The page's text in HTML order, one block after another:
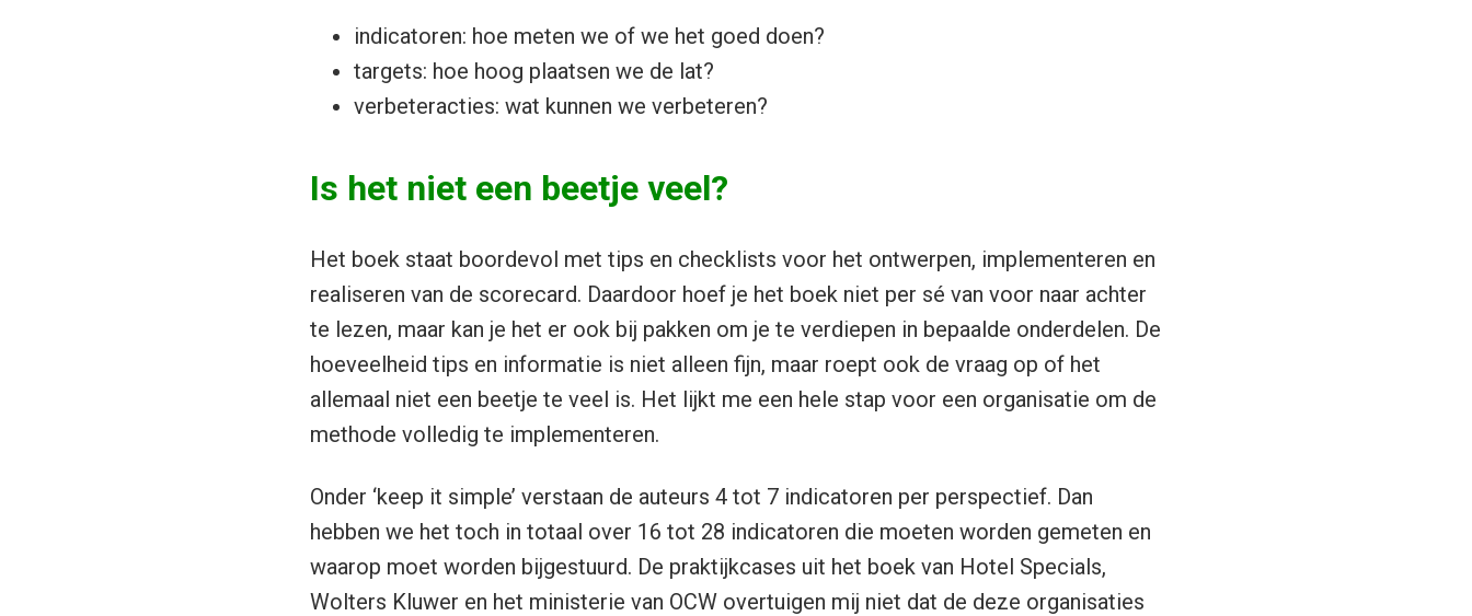
indicatoren: hoe meten we of we het goed doen?
targets: hoe hoog plaatsen we de lat?
verbeteracties: wat kunnen we verbeteren?
Is het niet een beetje veel?
Het boek staat boordevol met tips en checklists voor het ontwerpen, implementeren en
realiseren van de scorecard. Daardoor hoef je het boek niet per sé van voor naar achter
te lezen, maar kan je het er ook bij pakken om je te verdiepen in bepaalde onderdelen. De
hoeveelheid tips en informatie is niet alleen fijn, maar roept ook de vraag op of het
allemaal niet een beetje te veel is. Het lijkt me een hele stap voor een organisatie om de
methode volledig te implementeren.
Onder ‘keep it simple’ verstaan de auteurs 4 tot 7 indicatoren per perspectief. Dan
hebben we het toch in totaal over 16 tot 28 indicatoren die moeten worden gemeten en
waarop moet worden bijgestuurd. De praktijkcases uit het boek van Hotel Specials,
Wolters Kluwer en het ministerie van OCW overtuigen mij niet dat de deze organisaties